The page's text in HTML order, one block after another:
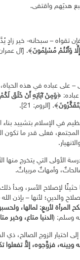
هديَهم واقتفى.
فإن تقواه – سبحانه- خير
وَأَنْتُمْ مُسْلِمُونَ﴾. [آل عمران:
– على عباده في هذه
﴿وَمِنْ آيَاتِهِ أَنْ خَلَقَ
﴾. [الروم: 21].
في الإسلام بتشييد
فعلى قدر ما تكون
الأولى التي يتخرج منها
وأمهاتٌ مربياتٌ.
لإصلاح الأسر، وبدأ
والدينِ؛ لأنها – بإذن
المرأة لأربعٍ: لمالها،
وسلم: (الدنيا متاع، وخير
إلى اختيار الزوج الصالح،
ودِينه، فزوِّجوه، إلاَّ